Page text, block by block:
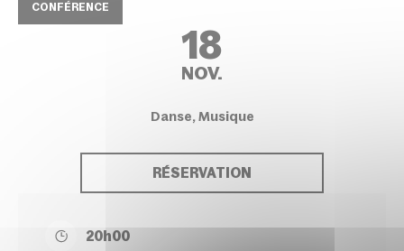
CONFÉRENCE
18
NOV.
Danse, Musique
RÉSERVATION
20h00